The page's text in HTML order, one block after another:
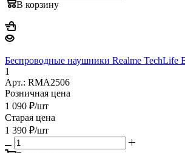
В корзину
Беспроводные наушники Realme TechLife
1
Арт.: RMA2506
Розничная цена
1 090 ₽/шт
Старая цена
1 390 ₽/шт